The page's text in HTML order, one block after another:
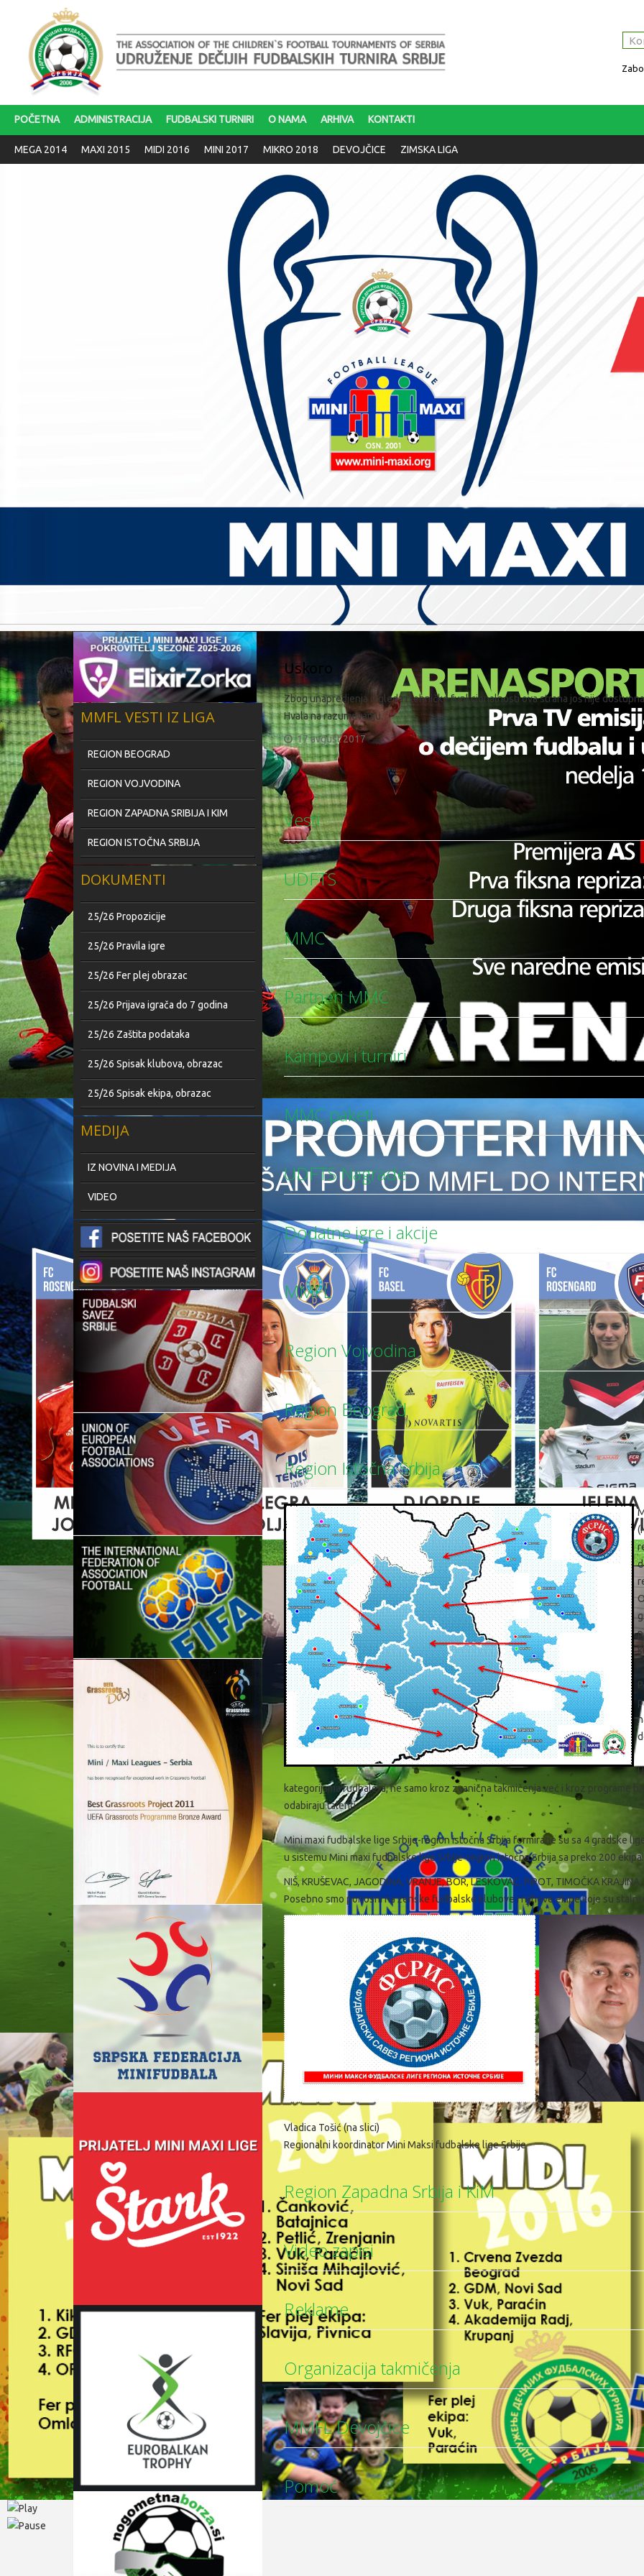
POČETNA ADMINISTRACIJA FUDBALSKI TURNIRI O NAMA ARHIVA KONTAKTI
MEGA 2014 MAXI 2015 MIDI 2016 MINI 2017 MIKRO 2018 DEVOJČICE ZIMSKA LIGA
Uskoro
Zbog unapredjenja izgleda i tehničke funkcionalnosti ova strana još nije
Hvala na razumevanju.
17 avgust 2017
Vesti
UDFTS
MMC
Partneri MMC
Kampovi i turniri
MMC paketi
UDFTS Nagrade
Dodatne igre i akcije
MMFL
Region Vojvodina
Region Beograd
Region Istočna Srbija
kategorijama fudbalera, ne samo kroz zvanična takmičenja već i kroz programe
odabiraju talenti.
Mini maxi fudbalske lige Srbije-region istočna Srbija formirane su sa 4 gradske
u sistemu Mini maxi fudbalske lige Srbije-region istočna Srbija sa preko 200 ekipa.
NIŠ, КRUŠEVAC, JAGODINA, VRANJE, BOR, LESКOVAC, PIROT, TIMOČКA
Posebno smo ponosni na ženske fudbalske klubove i njihove ekipe koje su stalni
Vladica Tošić (na slici)
Regionalni koordinator Mini Maksi fudbalske lige Srbije
Region Zapadna Srbija i KiM
Video zapisi
Reklame
Organizacija takmičenja
MMFL Devojčice
Pomoć
MMFL VESTI IZ LIGA
REGION BEOGRAD
REGION VOJVODINA
REGION ZAPADNA SRIBIJA I KIM
REGION ISTOČNA SRBIJA
DOKUMENTI
25/26 Propozicije
25/26 Pravila igre
25/26 Fer plej obrazac
25/26 Prijava igrača do 7 godina
25/26 Zaštita podataka
25/26 Spisak klubova, obrazac
25/26 Spisak ekipa, obrazac
MEDIJA
IZ NOVINA I MEDIJA
VIDEO